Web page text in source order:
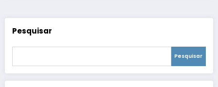
Pesquisar
Pesquisar